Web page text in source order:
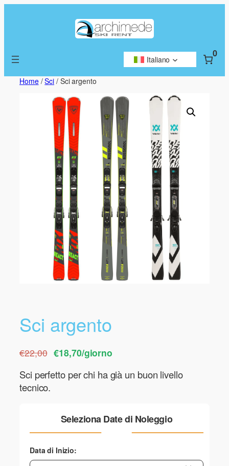
Italiano
0
Home/Sci / Sci argento
Sci argento
€22,00 €18,70/giorno
Sci perfetto per chi ha già un buon livello
tecnico.
Seleziona Date di Noleggio
Data di Inizio: